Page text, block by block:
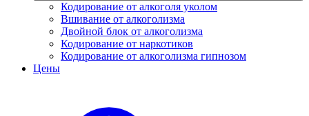
Кодирование от алкоголя уколом
Вшивание от алкоголизма
Двойной блок от алкоголизма
Кодирование от наркотиков
Кодирование от алкоголизма гипнозом
Цены